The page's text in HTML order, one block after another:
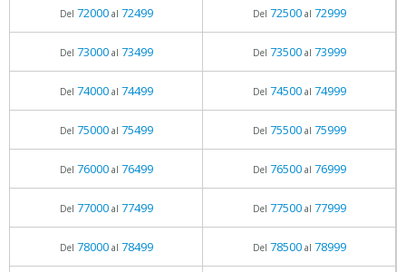
Del 72000al 72499 Del 72500al 72999
Del 73000al 73499 Del 73500al 73999
Del 74000al 74499 Del 74500al 74999
Del 75000al 75499 Del 75500al 75999
Del 76000al 76499 Del 76500al 76999
Del 77000al 77499 Del 77500al 77999
Del 78000al 78499 Del 78500al 78999